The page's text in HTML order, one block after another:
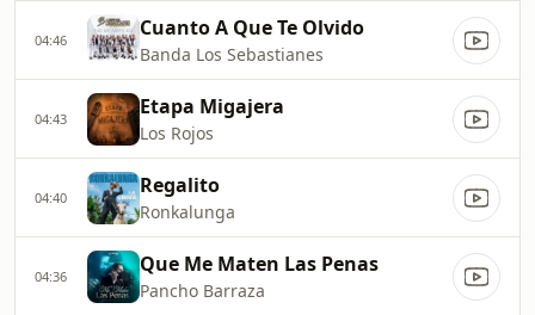
04:46 Cuanto A Que Te Olvido
Banda Los Sebastianes
04:43 Etapa Migajera
Los Rojos
04:40 Regalito
Ronkalunga
04:36 Que Me Maten Las Penas
Pancho Barraza